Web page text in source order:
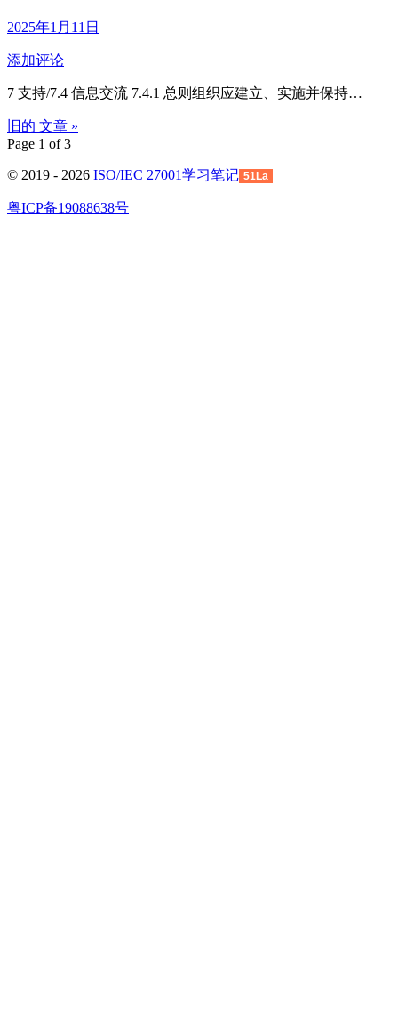
2025年1月11日
添加评论
7 支持/7.4 信息交流 7.4.1 总则组织应建立、实施并保持…
旧的 文章 »
Page 1 of 3
© 2019 - 2026 ISO/IEC 27001学习笔记 51La
粤ICP备19088638号